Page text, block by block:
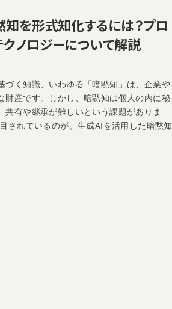
を形式知化するには？プロ
ノロジーについて解説
づく知識、いわゆる「暗黙知」は、企業や
財産です。しかし、暗黙知は個人の内に秘
共有や継承が難しいという課題がありま
されているのが、生成AIを活用した暗黙知